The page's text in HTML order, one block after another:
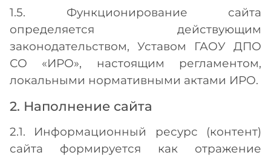
1.5. Функционирование сайта
определяется действующим
законодательством, Уставом ГАОУ ДПО
СО «ИРО», настоящим регламентом,
локальными нормативными актами ИРО.
2. Наполнение сайта
2.1. Информационный ресурс (контент)
сайта формируется как отражение